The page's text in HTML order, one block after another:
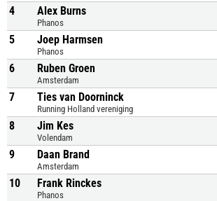
4 Alex Burns
Phanos
5 Joep Harmsen
Phanos
6 Ruben Groen
Amsterdam
7 Ties van Doorninck
Running Holland vereniging
8 Jim Kes
Volendam
9 Daan Brand
Amsterdam
10 Frank Rinckes
Phanos